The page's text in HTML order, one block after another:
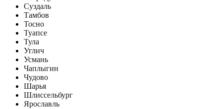
Суздаль
Тамбов
Тосно
Туапсе
Тула
Углич
Усмань
Чаплыгин
Чудово
Шарья
Шлиссельбург
Ярославль